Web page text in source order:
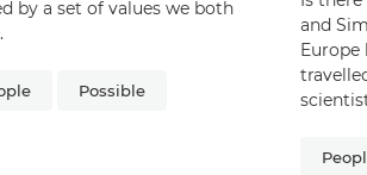
by a set of values we both
Possible
and
Europe